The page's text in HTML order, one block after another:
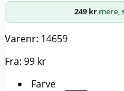
249 krmere,
Varenr: 14659
Fra: 99 kr
Farve